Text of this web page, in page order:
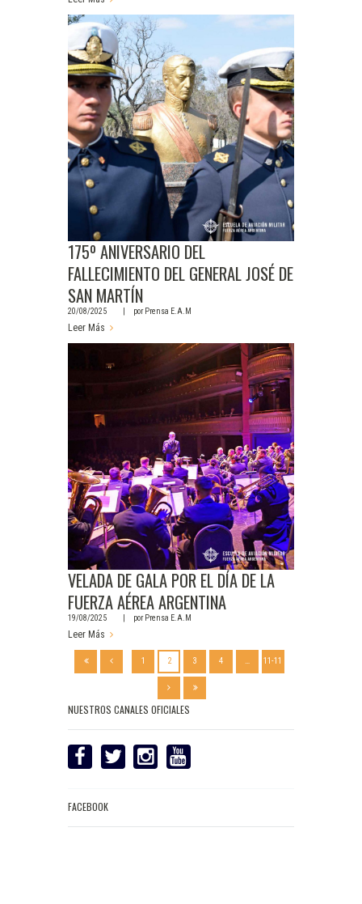
175º ANIVERSARIO DEL
FALLECIMIENTO DEL GENERAL JOSÉ DE
SAN MARTÍN
20/08/2025 porPrensa E.A.M
Leer Más
VELADA DE GALA POR EL DÍA DE LA
FUERZA AÉREA ARGENTINA
19/08/2025 porPrensa E.A.M
Leer Más
1 2 3 4 … 11-11
NUESTROS CANALES OFICIALES
FACEBOOK